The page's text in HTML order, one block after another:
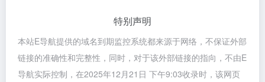
特别声明
本站E导航提供的域名到期监控系统都来源于网络，不保证外部
链接的准确性和完整性，同时，对于该外部链接的指向，不由E
导航实际控制，在2025年12月21日 下午9:03收录时，该网页